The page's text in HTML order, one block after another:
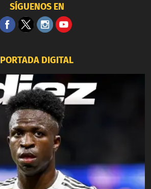
SÍGUENOS EN
PORTADA DIGITAL